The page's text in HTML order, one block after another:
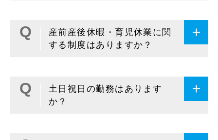
産前産後休暇・育児休業に関
する制度はありますか？
土日祝日の勤務はあります
か？